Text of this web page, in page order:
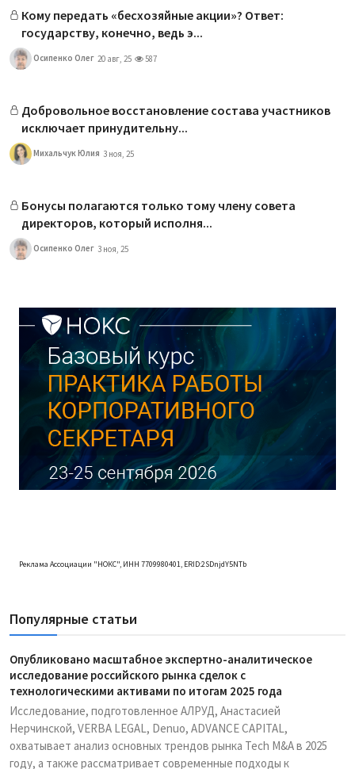
Кому передать «бесхозяйные акции»? Ответ:
государству, конечно, ведь э...
Осипенко Олег 20 авг, 25 587
Добровольное восстановление состава участников
исключает принудительну...
Михальчук Юлия 3 ноя, 25
Бонусы полагаются только тому члену совета
директоров, который исполня...
Осипенко Олег 3 ноя, 25
Реклама Ассоциации "НОКС", ИНН 7709980401, ERID:2SDnjdY5NTb
Популярные статьи
Опубликовано масштабное экспертно-аналитическое
исследование российского рынка сделок с
технологическими активами по итогам 2025 года
Исследование, подготовленное АЛРУД, Анастасией
Нерчинской, VERBA LEGAL, Denuo, ADVANCE CAPITAL,
охватывает анализ основных трендов рынка Tech M&A в 2025
году, а также рассматривает современные подходы к